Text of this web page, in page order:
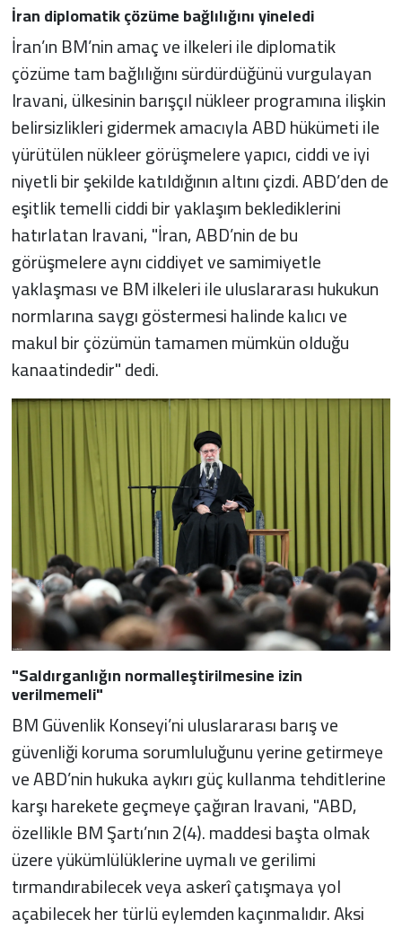
İran diplomatik çözüme bağlılığını yineledi
İran’ın BM’nin amaç ve ilkeleri ile diplomatik
çözüme tam bağlılığını sürdürdüğünü vurgulayan
Iravani, ülkesinin barışçıl nükleer programına ilişkin
belirsizlikleri gidermek amacıyla ABD hükümeti ile
yürütülen nükleer görüşmelere yapıcı, ciddi ve iyi
niyetli bir şekilde katıldığının altını çizdi. ABD’den de
eşitlik temelli ciddi bir yaklaşım beklediklerini
hatırlatan Iravani, "İran, ABD’nin de bu
görüşmelere aynı ciddiyet ve samimiyetle
yaklaşması ve BM ilkeleri ile uluslararası hukukun
normlarına saygı göstermesi halinde kalıcı ve
makul bir çözümün tamamen mümkün olduğu
kanaatindedir" dedi.
"Saldırganlığın normalleştirilmesine izin
verilmemeli"
BM Güvenlik Konseyi’ni uluslararası barış ve
güvenliği koruma sorumluluğunu yerine getirmeye
ve ABD’nin hukuka aykırı güç kullanma tehditlerine
karşı harekete geçmeye çağıran Iravani, "ABD,
özellikle BM Şartı’nın 2(4). maddesi başta olmak
üzere yükümlülüklerine uymalı ve gerilimi
tırmandırabilecek veya askerî çatışmaya yol
açabilecek her türlü eylemden kaçınmalıdır. Aksi